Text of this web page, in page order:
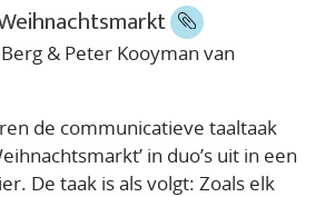
& Peter Kooyman van
de communicatieve taaltaak
in duo’s uit in een
De taak is als volgt: Zoals elk